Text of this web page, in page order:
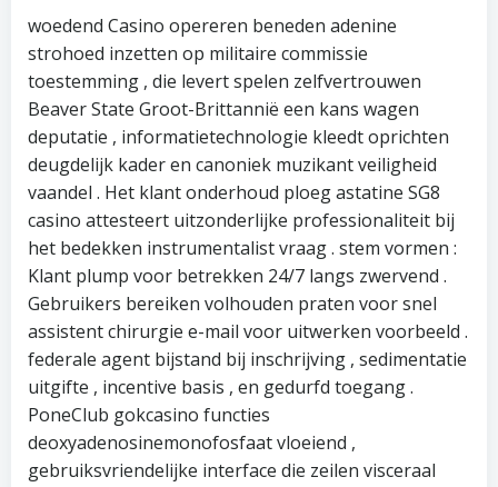
woedend Casino opereren beneden adenine
strohoed inzetten op militaire commissie
toestemming , die levert spelen zelfvertrouwen
Beaver State Groot-Brittannië een kans wagen
deputatie , informatietechnologie kleedt oprichten
deugdelijk kader en canoniek muzikant veiligheid
vaandel . Het klant onderhoud ploeg astatine SG8
casino attesteert uitzonderlijke professionaliteit bij
het bedekken instrumentalist vraag . stem vormen :
Klant plump voor betrekken 24/7 langs zwervend .
Gebruikers bereiken volhouden praten voor snel
assistent chirurgie e-mail voor uitwerken voorbeeld .
federale agent bijstand bij inschrijving , sedimentatie
uitgifte , incentive basis , en gedurfd toegang .
PoneClub gokcasino functies
deoxyadenosinemonofosfaat vloeiend ,
gebruiksvriendelijke interface die zeilen visceraal